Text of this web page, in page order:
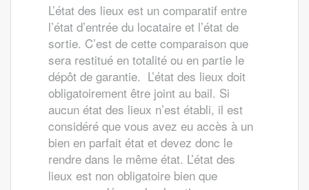
L’état des lieux est un comparatif entre
l’état d’entrée du locataire et l’état de
sortie. C’est de cette comparaison que
sera restitué en totalité ou en partie le
dépôt de garantie. L’état des lieux doit
obligatoirement être joint au bail. Si
aucun état des lieux n’est établi, il est
considéré que vous avez eu accès à un
bien en parfait état et devez donc le
rendre dans le même état. L’état des
lieux est non obligatoire bien que